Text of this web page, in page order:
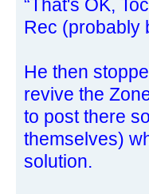
“That's OK,
Rec (probably
He then
revive the
to post there
themselves)
solution.